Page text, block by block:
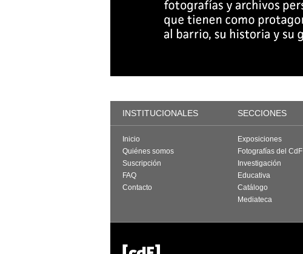
INSTITUCIONALES SECCIONES
Inicio
Quiénes somos
Suscripción
FAQ
Contacto
Exposiciones
Fotografías del CdF
Investigación
Educativa
Catálogo
Mediateca